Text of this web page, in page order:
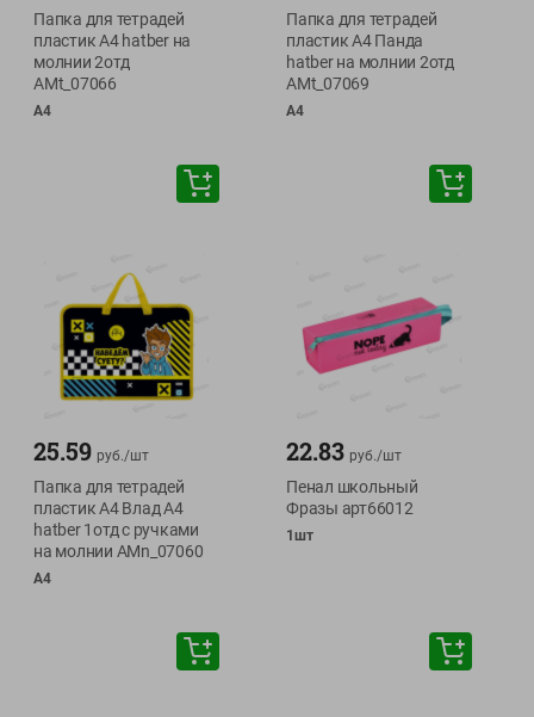
Папка для тетрадей
пластик А4 hatber на
молнии 2отд
AMt_07066
А4
Папка для тетрадей
пластик А4 Панда
hatber на молнии 2отд
AMt_07069
А4
25.59 руб./шт
Папка для тетрадей
пластик А4 Влад А4
hatber 1отд с ручками
на молнии AMn_07060
А4
22.83 руб./шт
Пенал школьный
Фразы арт66012
1шт